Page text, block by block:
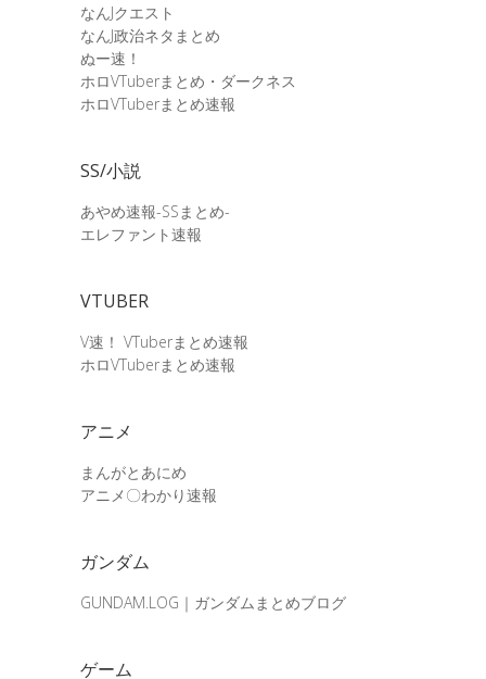
なんJクエスト
なんJ政治ネタまとめ
ぬー速！
ホロVTuberまとめ・ダークネス
ホロVTuberまとめ速報
SS/小説
あやめ速報-SSまとめ-
エレファント速報
VTUBER
V速！ VTuberまとめ速報
ホロVTuberまとめ速報
アニメ
まんがとあにめ
アニメ〇わかり速報
ガンダム
GUNDAM.LOG｜ガンダムまとめブログ
ゲーム